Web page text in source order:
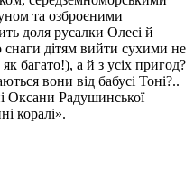
та озброєними
доля русалки Олесі й
снаги дітям вийти сухими не
багато!), а й з усіх пригод?
вони від бабусі Тоні?..
Оксани Радушинської
коралі».